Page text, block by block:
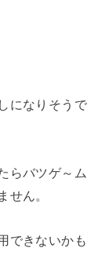
になりそうで
らバツゲ～ム
せん。
できないかも